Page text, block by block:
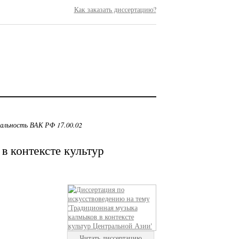
Как заказать диссертацию?
ВАК РФ 17.00.02
культур